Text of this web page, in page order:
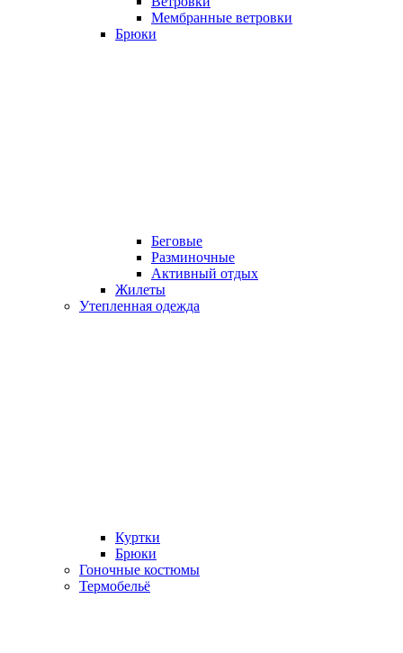
Мембранные ветровки
Брюки
Беговые
Разминочные
Активный отдых
Жилеты
Утепленная одежда
Куртки
Брюки
Гоночные костюмы
Термобельё